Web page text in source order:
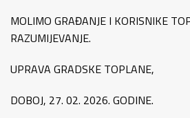
MOLIMO GRAĐANJE I KORISNIKE
RAZUMIJEVANJE.
UPRAVA GRADSKE TOPLANE,
DOBOJ, 27. 02. 2026. GODINE.